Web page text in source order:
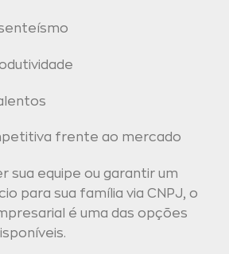
frente ao mercado
sua equipe ou garantir um
para sua família via CNPJ, o
é uma das opções